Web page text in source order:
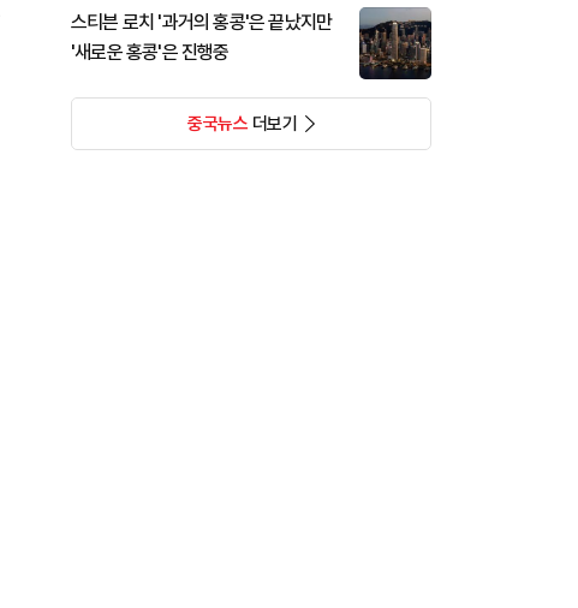
스티븐 로치 '과거의 홍콩'은 끝났지만
'새로운 홍콩'은 진행중
중국뉴스더보기